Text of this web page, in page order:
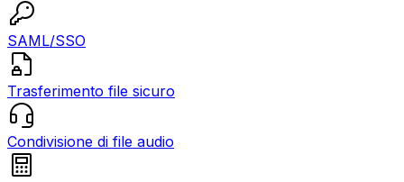
SAML/SSO
Trasferimento file sicuro
Condivisione di file audio